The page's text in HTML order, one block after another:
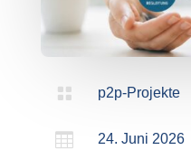
 p2p-Projekte
 24. Juni 2026